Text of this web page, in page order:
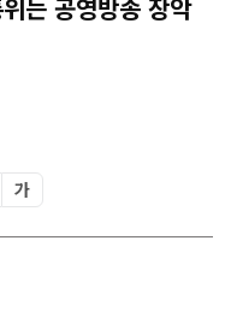
는 공영방송 장악
가